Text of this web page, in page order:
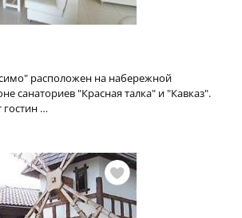
расположен на набережной
санаториев "Красная талка" и "Кавказ".
гостин …